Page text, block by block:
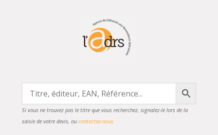
Si vous ne trouvez pas le titre que vous recherchez, signalez-le lors de la
saisie de votre devis, ou contactez-nous